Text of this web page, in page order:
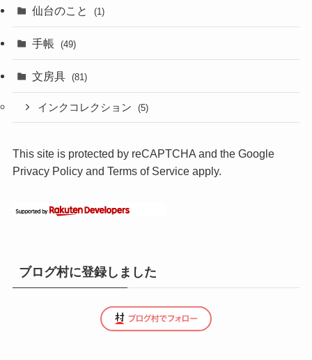
仙台のこと (1)
手帳 (49)
文房具 (81)
インクコレクション (5)
This site is protected by reCAPTCHA and the Google
Privacy Policyand Terms of Serviceapply.
ブログ村に登録しました